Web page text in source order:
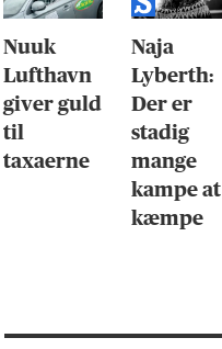
Nuuk
Lufthavn
giver guld
til
taxaerne
Naja
Lyberth:
Der er
stadig
mange
kampe at
kæmpe